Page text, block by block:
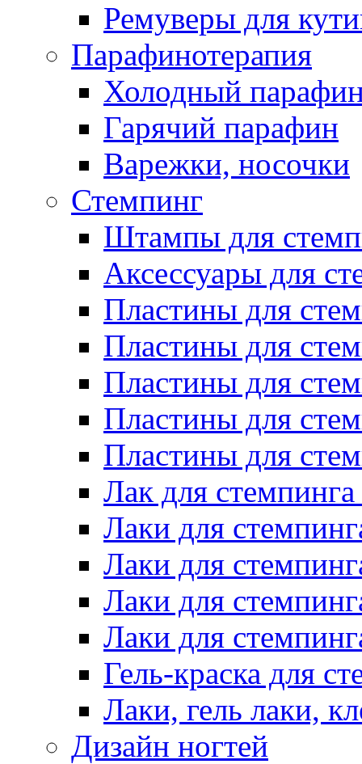
Ремуверы для
Парафинотерапия
Холодный
Гарячий парафин
Варежки, носочки
Стемпинг
Штампы для
Аксессуары для
Пластины для
Пластины для
Пластины для
Пластины для
Пластины для
Лак для
Лаки для
Лаки для
Лаки для
Лаки для
Гель-краска для
Лаки, гель лаки,
Дизайн ногтей